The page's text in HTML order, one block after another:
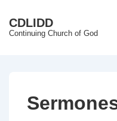
CDLIDD
Continuing Church of God